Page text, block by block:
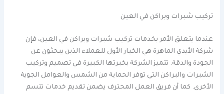
تركيب شبرات وبراكن في العين
عندما يتعلق الأمر بخدمات تركيب شبرات وبراكن في العين، فإن
شركة الأيدي الماهرة هي الخيار الأول للعملاء الذين يبحثون عن
الجودة والدقة. تتميز الشركة بخبرتها الكبيرة في تصميم وتركيب
الشبرات والبراكن التي توفر الحماية من الشمس والعوامل الجوية
الأخرى. كما أن فريق العمل المحترف يضمن تقديم خدمات تتسم